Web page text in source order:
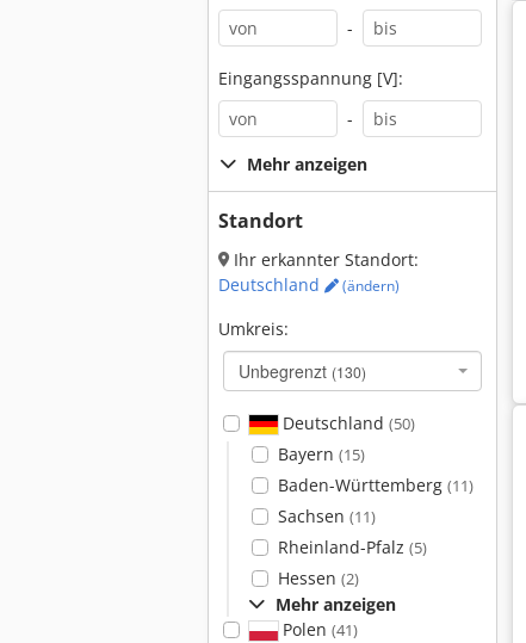
-
Eingangsspannung [V]:
-
Mehr anzeigen
Standort
Ihr erkannter Standort:
Deutschland
(ändern)
Umkreis:
Unbegrenzt (130)
Deutschland (50)
Bayern (15)
Baden-Württemberg (11)
Sachsen (11)
Rheinland-Pfalz (5)
Hessen (2)
Mehr anzeigen
Polen (41)